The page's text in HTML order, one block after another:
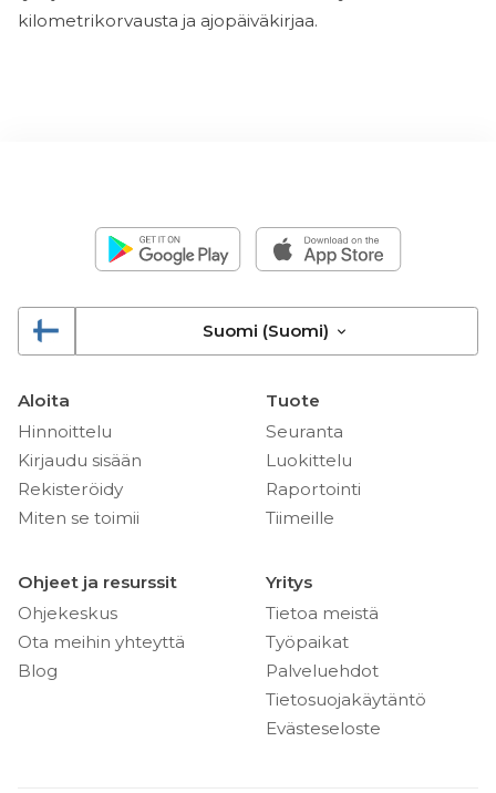
kilometrikorvausta ja ajopäiväkirjaa.
Suomi (Suomi)
Aloita
Hinnoittelu
Kirjaudu sisään
Rekisteröidy
Miten se toimii
Tuote
Seuranta
Luokittelu
Raportointi
Tiimeille
Ohjeet ja resurssit
Ohjekeskus
Ota meihin yhteyttä
Blog
Yritys
Tietoa meistä
Työpaikat
Palveluehdot
Tietosuojakäytäntö
Evästeseloste